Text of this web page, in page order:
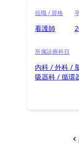
役職 / 資格
看護師
所属診療科目
内科 / 外科 /
吸器科 / 循環